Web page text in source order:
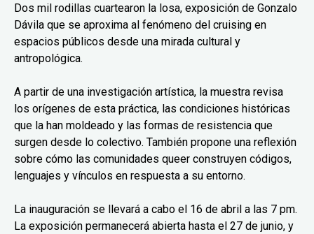
Dos mil rodillas cuartearon la losa, exposición de Gonzalo
Dávila que se aproxima al fenómeno del cruising en
espacios públicos desde una mirada cultural y
antropológica.
A partir de una investigación artística, la muestra revisa
los orígenes de esta práctica, las condiciones históricas
que la han moldeado y las formas de resistencia que
surgen desde lo colectivo. También propone una reflexión
sobre cómo las comunidades queer construyen códigos,
lenguajes y vínculos en respuesta a su entorno.
La inauguración se llevará a cabo el 16 de abril a las 7 pm.
La exposición permanecerá abierta hasta el 27 de junio, y